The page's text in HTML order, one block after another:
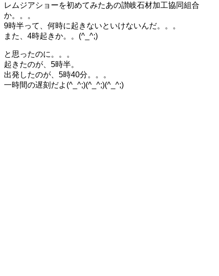
レムジアショーを初めてみたあの讃岐石材加工協同組合
か。。。
9時半って、何時に起きないといけないんだ。。。
また、4時起きか。。(^_^;)
と思ったのに。。。
起きたのが、5時半。
出発したのが、5時40分。。。
一時間の遅刻だよ(^_^;)(^_^;)(^_^;)